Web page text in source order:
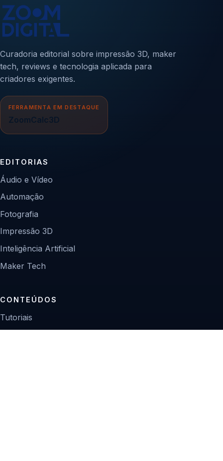
Curadoria editorial sobre impressão 3D, maker
tech, reviews e tecnologia aplicada para
criadores exigentes.
FERRAMENTA EM DESTAQUE
ZoomCalc3D
EDITORIAS
Áudio e Vídeo
Automação
Fotografia
Impressão 3D
Inteligência Artificial
Maker Tech
CONTEÚDOS
Tutoriais